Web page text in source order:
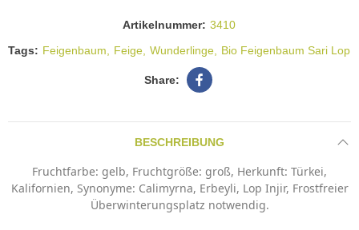
Artikelnummer: 3410
Tags: Feigenbaum Feige Wunderlinge Bio Feigenbaum Sari Lop
BESCHREIBUNG
Fruchtfarbe: gelb, Fruchtgröße: groß, Herkunft: Türkei,
Kalifornien, Synonyme: Calimyrna, Erbeyli, Lop Injir, Frostfreier
Überwinterungsplatz notwendig.